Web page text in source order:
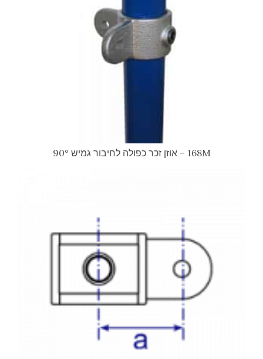
168M – אוזן זכר כפולה לחיבור גמיש 90°